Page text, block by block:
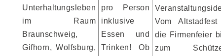
Unterhaltungsleben
im Raum
Braunschweig,
Gifhorn, Wolfsburg,
pro Person
inklusive
Essen und
Trinken! Ob
Vom
die Firmenfeier
zum